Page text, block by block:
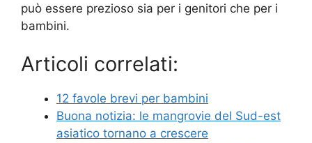
può essere prezioso sia per i genitori che per i
bambini.
Articoli correlati:
12 favole brevi per bambini
Buona notizia: le mangrovie del Sud-est
asiatico tornano a crescere